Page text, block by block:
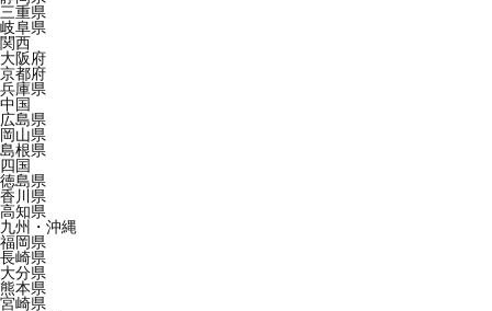
三重県
岐阜県
関西
大阪府
京都府
兵庫県
中国
広島県
岡山県
島根県
四国
徳島県
香川県
高知県
九州・沖縄
福岡県
長崎県
大分県
熊本県
宮崎県